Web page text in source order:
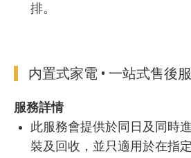
排。
内置式家電 • 一站式售後
服務詳情
此服務會提供於同日及同時
裝及回收，並只適用於在指